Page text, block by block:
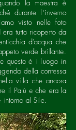
la maestra è
durante l’inverno
visto nelle foto
tutto ricoperto da
d’acqua che
verde brillante.
questo è il luogo in
della contessa
villa che ancora
il Palù e che era la
intorno al Sile.